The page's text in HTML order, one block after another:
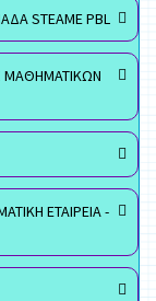
STEAME PBL
ΜΑΘΗΜΑΤΙΚΩΝ
ΕΤΑΙΡΕΙΑ -